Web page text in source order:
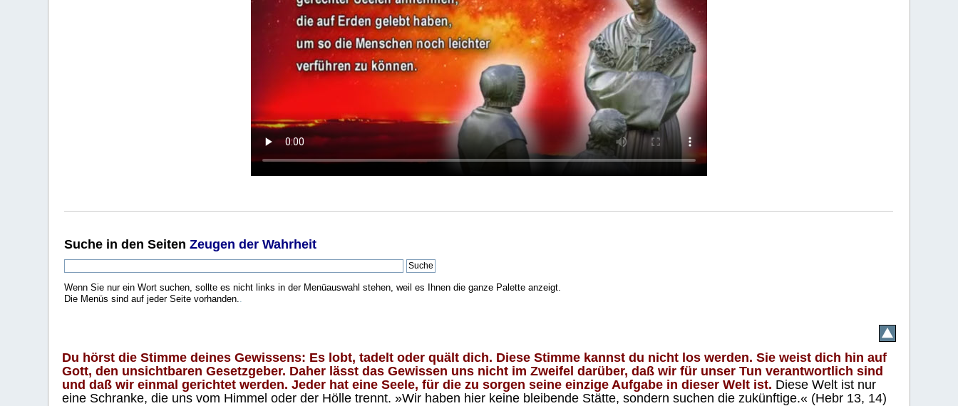
Suche in den SeitenZeugen der Wahrheit
Wenn Sie nur ein Wort suchen, sollte es nicht links in der Menüauswahl stehen, weil es Ihnen die ganze Palette anzeigt.
Die Menüs sind auf jeder Seite vorhanden.
Du hörst die Stimme deines Gewissens: Es lobt, tadelt oder quält dich. Diese Stimme kannst du nicht los werden. Sie weist dich hin auf
Gott, den unsichtbaren Gesetzgeber. Daher lässt das Gewissen uns nicht im Zweifel darüber, daß wir für unser Tun verantwortlich sind
und daß wir einmal gerichtet werden. Jeder hat eine Seele, für die zu sorgen seine einzige Aufgabe in dieser Welt ist. Diese Welt ist nur
eine Schranke, die uns vom Himmel oder der Hölle trennt. »Wir haben hier keine bleibende Stätte, sondern suchen die zukünftige.« (Hebr 13, 14)